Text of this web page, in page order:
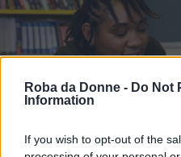
Roba da Donne - Do Not
Information
If you wish to opt-out of the
LGBT